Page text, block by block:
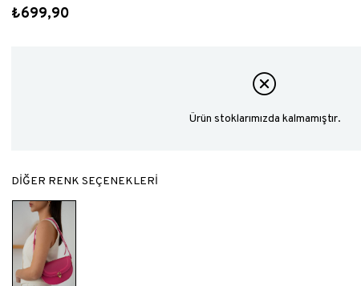
₺699,90
Ürün stoklarımızda kalmamıştır.
DİĞER RENK SEÇENEKLERİ